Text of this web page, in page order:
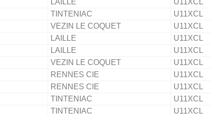
LAILLE U11XCL
TINTENIAC U11XCL
VEZIN LE COQUET U11XCL
LAILLE U11XCL
LAILLE U11XCL
VEZIN LE COQUET U11XCL
RENNES CIE U11XCL
RENNES CIE U11XCL
TINTENIAC U11XCL
TINTENIAC U11XCL